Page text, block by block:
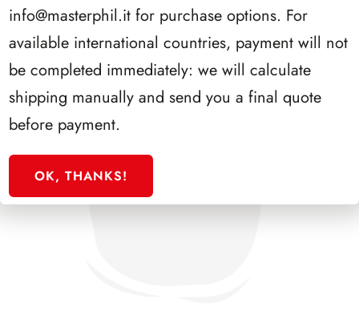
info@masterphil.it for purchase options. For
available international countries, payment will not
be completed immediately: we will calculate
shipping manually and send you a final quote
before payment.
OK, THANKS!